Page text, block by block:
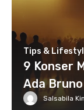
Tips &
9 Konser
Ada
Salsabila